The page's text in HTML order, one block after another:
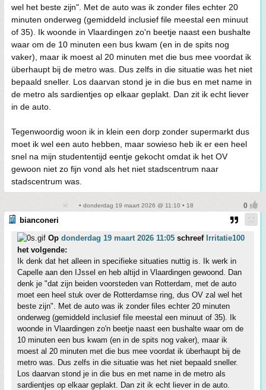
wel het beste zijn". Met de auto was ik zonder files echter 20
minuten onderweg (gemiddeld inclusief file meestal een minuut
of 35). Ik woonde in Vlaardingen zo'n beetje naast een bushalte
waar om de 10 minuten een bus kwam (en in de spits nog
vaker), maar ik moest al 20 minuten met die bus mee voordat ik
überhaupt bij de metro was. Dus zelfs in die situatie was het niet
bepaald sneller. Los daarvan stond je in die bus en met name in
de metro als sardientjes op elkaar geplakt. Dan zit ik echt liever
in de auto.
Tegenwoordig woon ik in klein een dorp zonder supermarkt dus
moet ik wel een auto hebben, maar sowieso heb ik er een heel
snel na mijn studententijd eentje gekocht omdat ik het OV
gewoon niet zo fijn vond als het niet stadscentrum naar
stadscentrum was.
• donderdag 19 maart 2026 @ 11:10 • 18
bianconeri
Op donderdag 19 maart 2026 11:05 schreef Irritatie100
het volgende:
Ik denk dat het alleen in specifieke situaties nuttig is. Ik werk in
Capelle aan den IJssel en heb altijd in Vlaardingen gewoond. Dan
denk je "dat zijn beiden voorsteden van Rotterdam, met de auto
moet een heel stuk over de Rotterdamse ring, dus OV zal wel het
beste zijn". Met de auto was ik zonder files echter 20 minuten
onderweg (gemiddeld inclusief file meestal een minuut of 35). Ik
woonde in Vlaardingen zo'n beetje naast een bushalte waar om de
10 minuten een bus kwam (en in de spits nog vaker), maar ik
moest al 20 minuten met die bus mee voordat ik überhaupt bij de
metro was. Dus zelfs in die situatie was het niet bepaald sneller.
Los daarvan stond je in die bus en met name in de metro als
sardientjes op elkaar geplakt. Dan zit ik echt liever in de auto.